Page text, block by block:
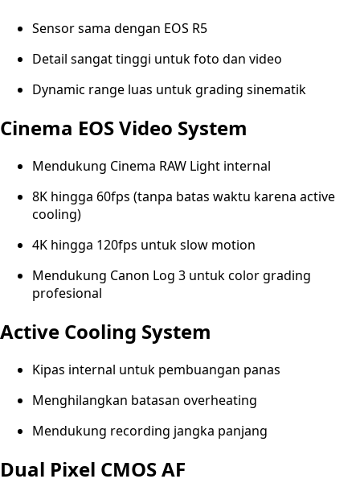
Sensor sama dengan EOS R5
Detail sangat tinggi untuk foto dan video
Dynamic range luas untuk grading sinematik
Cinema EOS Video System
Mendukung Cinema RAW Light internal
8K hingga 60fps (tanpa batas waktu karena active
cooling)
4K hingga 120fps untuk slow motion
Mendukung Canon Log 3 untuk color grading
profesional
Active Cooling System
Kipas internal untuk pembuangan panas
Menghilangkan batasan overheating
Mendukung recording jangka panjang
Dual Pixel CMOS AF